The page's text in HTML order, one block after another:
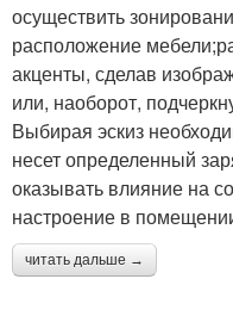
осуществить
расположение
акценты, сделав
или, наоборот,
Выбирая эскиз
несет определенный
оказывать влияние на
настроение в
читать дальше →